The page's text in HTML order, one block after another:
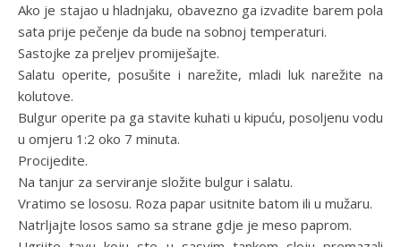
Ako je stajao u hladnjaku, obavezno ga izvadite barem pola
sata prije pečenje da bude na sobnoj temperaturi.
Sastojke za preljev promiješajte.
Salatu operite, posušite i narežite, mladi luk narežite na
kolutove.
Bulgur operite pa ga stavite kuhati u kipuću, posoljenu vodu
u omjeru 1:2 oko 7 minuta.
Procijedite.
Na tanjur za serviranje složite bulgur i salatu.
Vratimo se lososu. Roza papar usitnite batom ili u mužaru.
Natrljajte losos samo sa strane gdje je meso paprom.